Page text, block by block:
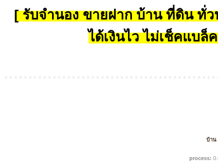
[ รับจำนอง ขายฝาก บ้าน ที่ดิน ทั่ว
ได้เงินไว ไม่เช็คแบล็
บ้าน
process: